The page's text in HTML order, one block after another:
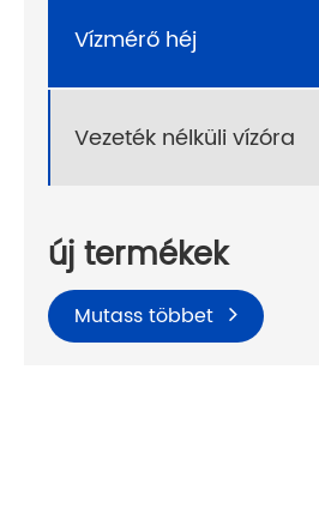
Vízmérő héj
Vezeték nélküli vízóra
új termékek
Mutass többet